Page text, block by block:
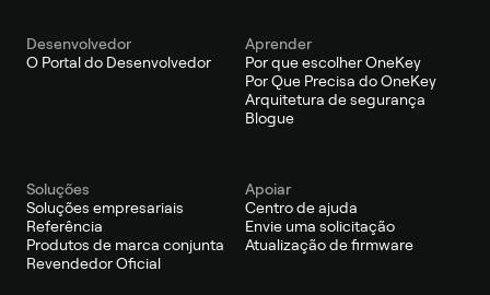
Desenvolvedor
O Portal do Desenvolvedor
Aprender
Por que escolher OneKey
Por Que Precisa do OneKey
Arquitetura de segurança
Blogue
Soluções
Soluções empresariais
Referência
Produtos de marca conjunta
Revendedor Oficial
Apoiar
Centro de ajuda
Envie uma solicitação
Atualização de firmware